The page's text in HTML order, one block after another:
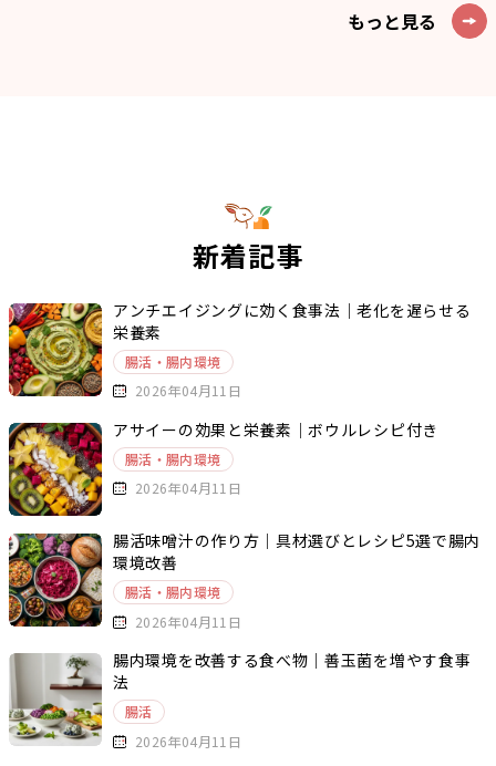
もっと見る
新着記事
アンチエイジングに効く食事法｜老化を遅らせる
栄養素
腸活・腸内環境
2026年04月11日
アサイーの効果と栄養素｜ボウルレシピ付き
腸活・腸内環境
2026年04月11日
腸活味噌汁の作り方｜具材選びとレシピ5選で腸内
環境改善
腸活・腸内環境
2026年04月11日
腸内環境を改善する食べ物｜善玉菌を増やす食事
法
腸活
2026年04月11日